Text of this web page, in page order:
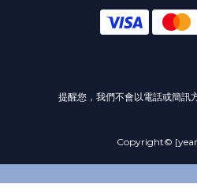
提醒您，我們不會以電話或簡訊
Copyright©